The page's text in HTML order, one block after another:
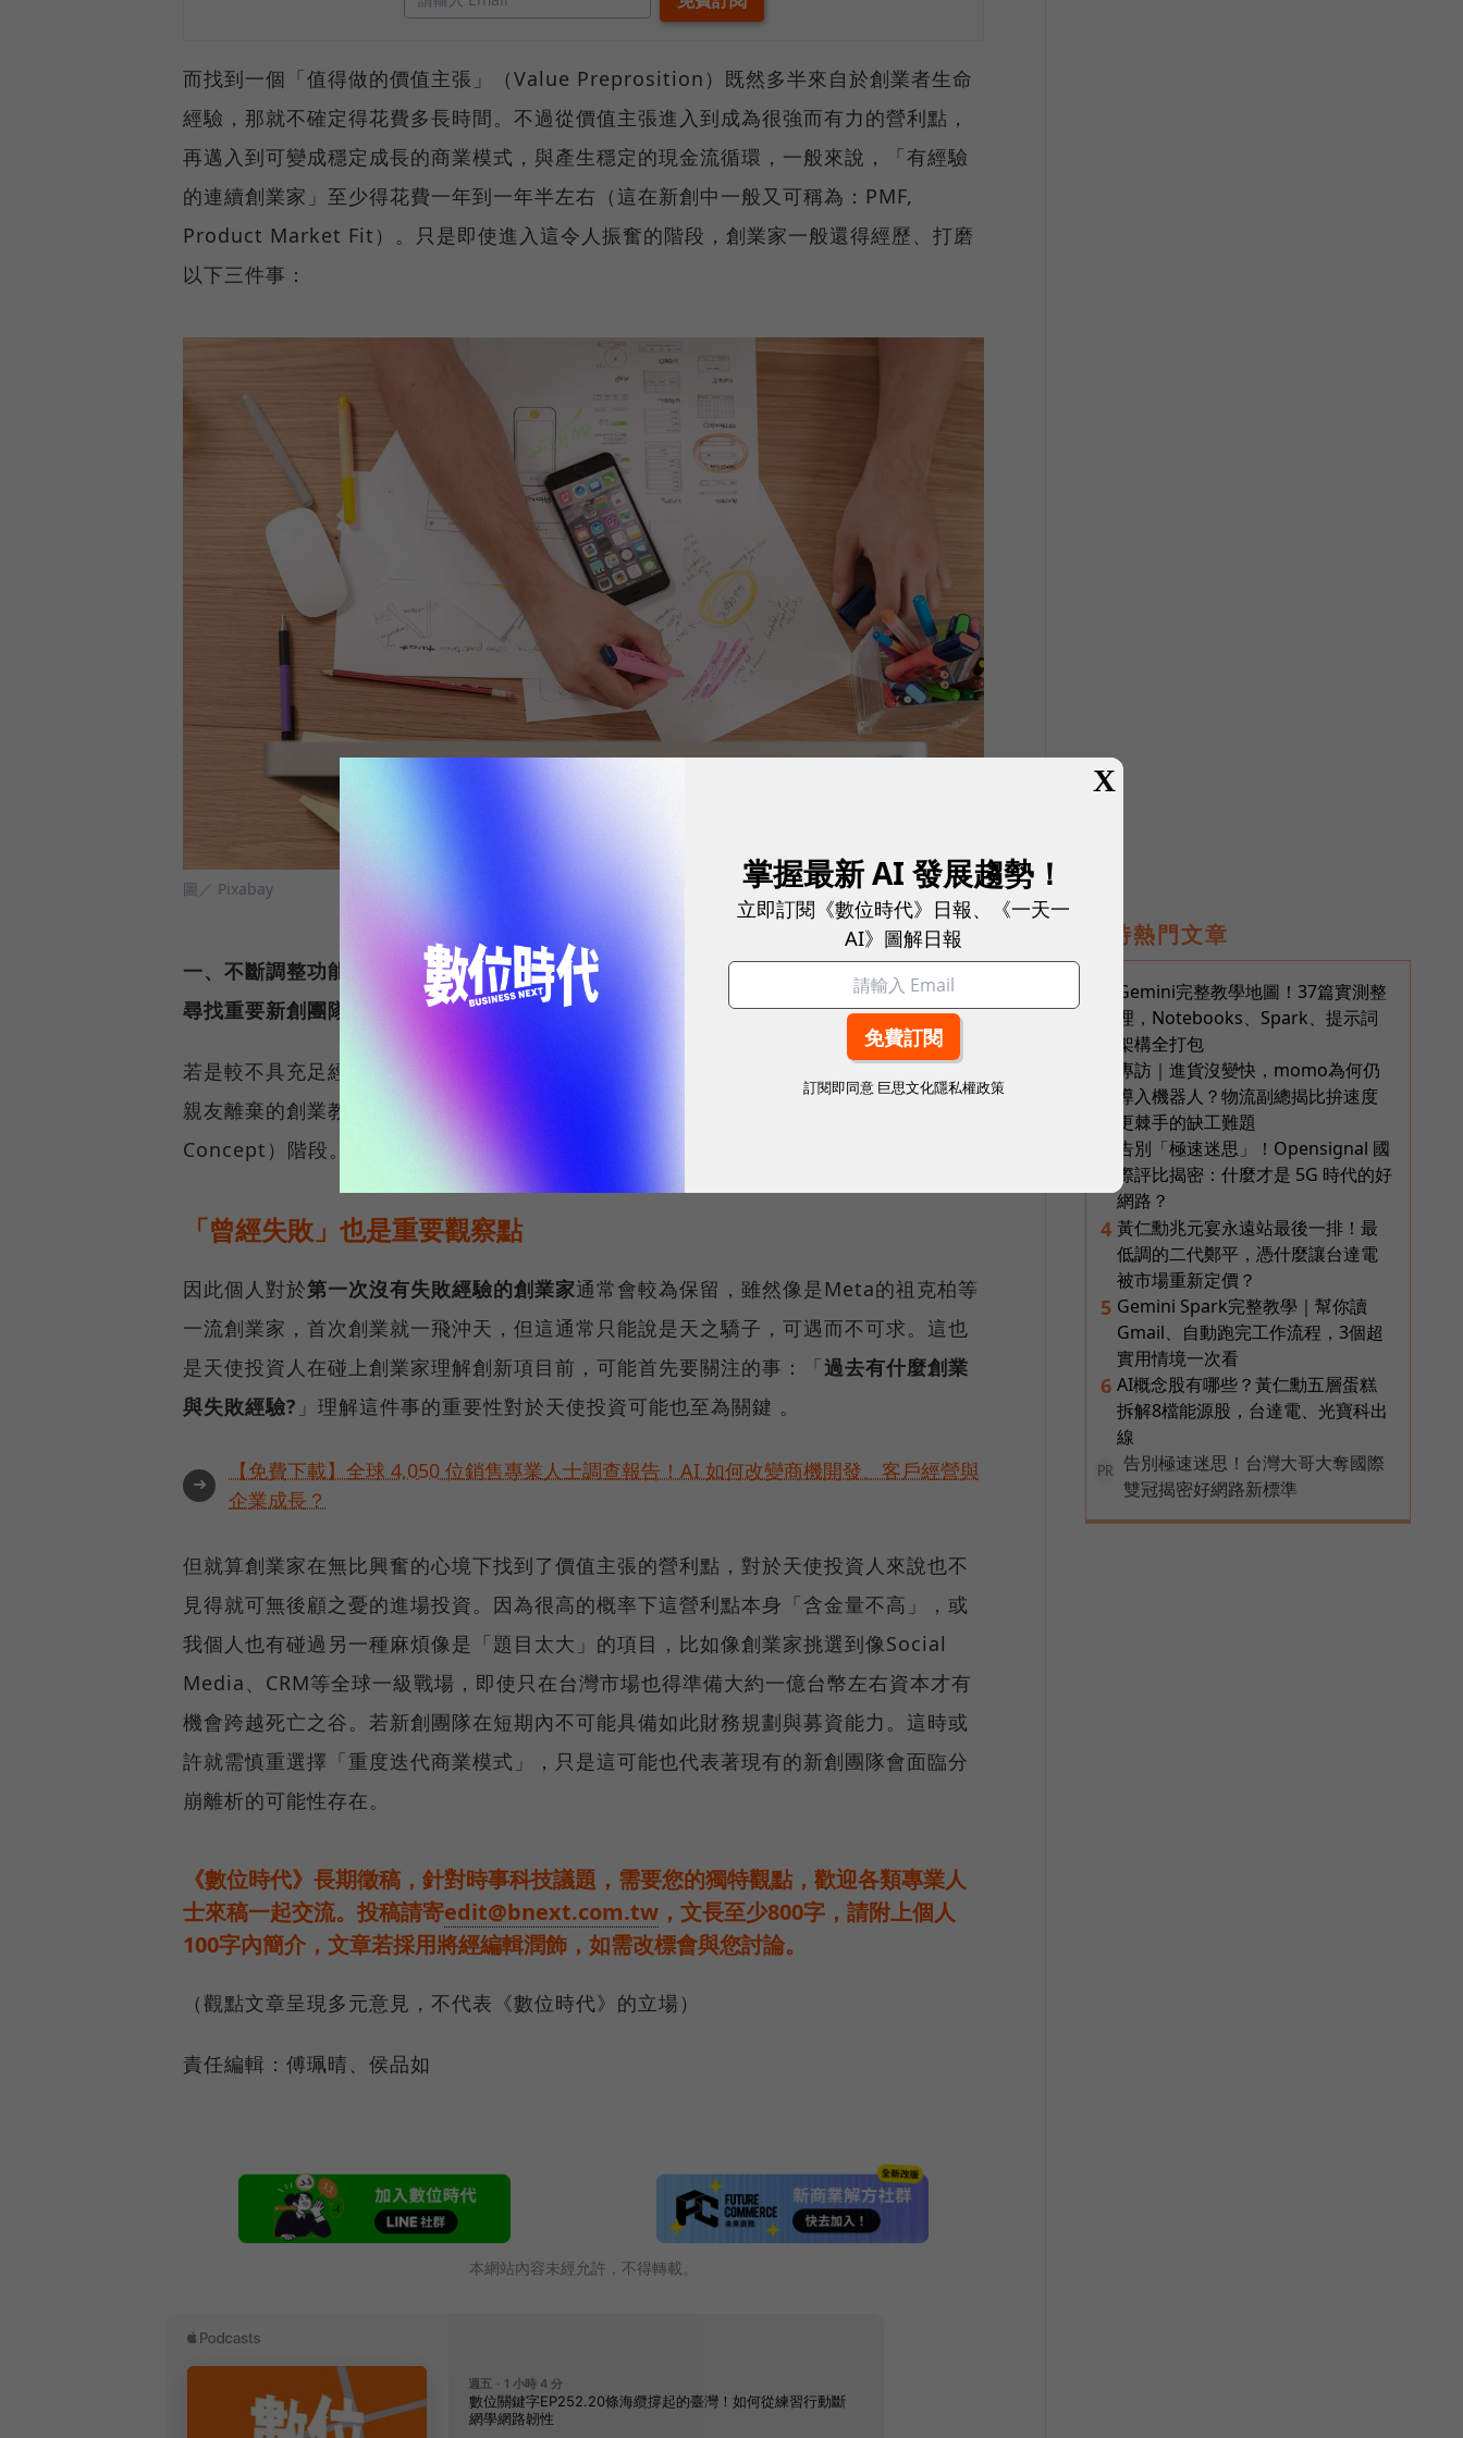
而找到一個「值得做的價值主張」（Value Preprosition）既然多半來自於創業者生命
經驗，那就不確定得花費多長時間。不過從價值主張進入到成為很強而有力的營利點，
再邁入到可變成穩定成長的商業模式，與產生穩定的現金流循環，一般來說，「有經驗
的連續創業家」至少得花費一年到一年半左右（這在新創中一般又可稱為：PMF,
Product Market Fit）。只是即使進入這令人振奮的階段，創業家一般還得經歷、打磨
以下三件事：
圖／ Pixabay
一、不斷調整功能 二、確認是否有更具含金量的營利點 三、不停適時迭代商業模式，及
尋找重要新創團隊核心成員
若是較不具充足經驗的創業家，更可能在此階段耗費長達兩年到三年，經歷酸甜悲苦、
親友離棄的創業教訓，才能走到驗證產品與服務的全面概念（POC，Proof of
Concept）階段。
「曾經失敗」也是重要觀察點
因此個人對於第一次沒有失敗經驗的創業家通常會較為保留，雖然像是Meta的祖克柏等
一流創業家，首次創業就一飛沖天，但這通常只能說是天之驕子，可遇而不可求。這也
是天使投資人在碰上創業家理解創新項目前，可能首先要關注的事：「過去有什麼創業
與失敗經驗? 」理解這件事的重要性對於天使投資可能也至為關鍵 。
➜
【免費下載】全球 4,050 位銷售專業人士調查報告！AI 如何改變商機開發、客戶經營與
企業成長？
但就算創業家在無比興奮的心境下找到了價值主張的營利點，對於天使投資人來說也不
見得就可無後顧之憂的進場投資。因為很高的概率下這營利點本身「含金量不高」，或
我個人也有碰過另一種麻煩像是「題目太大」的項目，比如像創業家挑選到像Social
Media、CRM等全球一級戰場，即使只在台灣市場也得準備大約一億台幣左右資本才有
機會跨越死亡之谷。若新創團隊在短期內不可能具備如此財務規劃與募資能力。這時或
許就需慎重選擇「重度迭代商業模式」，只是這可能也代表著現有的新創團隊會面臨分
崩離析的可能性存在。
《數位時代》長期徵稿，針對時事科技議題，需要您的獨特觀點，歡迎各類專業人
士來稿一起交流。投稿請寄edit@bnext.com.tw ，文長至少800字，請附上個人
100字內簡介，文章若採用將經編輯潤飾，如需改標會與您討論。
（觀點文章呈現多元意見，不代表《數位時代》的立場）
責任編輯：傅珮晴、侯品如
本網站內容未經允許，不得轉載。
即時熱門文章
Gemini完整教學地圖！37篇實測整
理，Notebooks、Spark、提示詞
架構全打包
專訪｜進貨沒變快，momo為何仍
導入機器人？物流副總揭比拚速度
更棘手的缺工難題
告別「極速迷思」！Opensignal 國
際評比揭密：什麼才是 5G 時代的好
網路？
4 黃仁勳兆元宴永遠站最後一排！最
低調的二代鄭平，憑什麼讓台達電
被市場重新定價？
5 Gemini Spark完整教學｜幫你讀
Gmail、自動跑完工作流程，3個超
實用情境一次看
6 AI概念股有哪些？黃仁勳五層蛋糕
拆解8檔能源股，台達電、光寶科出
線
PR
告別極速迷思！台灣大哥大奪國際
雙冠揭密好網路新標準
X
掌握最新 AI 發展趨勢！
立即訂閱《數位時代》日報、《一天一
AI》圖解日報
訂閱即同意 巨思文化隱私權政策